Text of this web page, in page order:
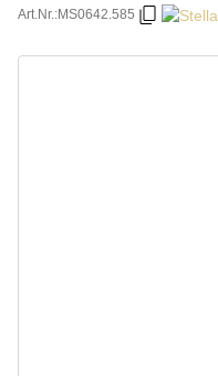
Art.Nr.:MS0642.585